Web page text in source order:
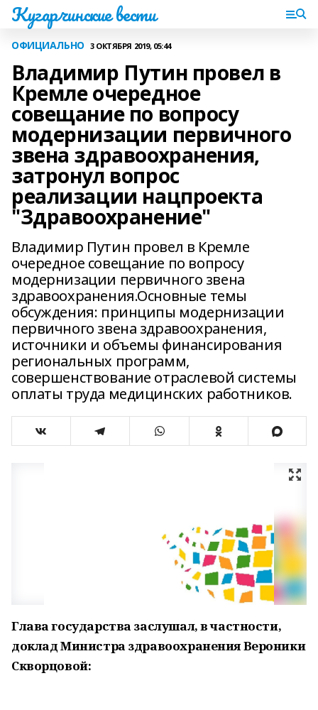
Кугарчинские вести
ОФИЦИАЛЬНО 3 ОКТЯБРЯ 2019, 05:44
Владимир Путин провел в
Кремле очередное
совещание по вопросу
модернизации первичного
звена здравоохранения,
затронул вопрос
реализации нацпроекта
"Здравоохранение"
Владимир Путин провел в Кремле
очередное совещание по вопросу
модернизации первичного звена
здравоохранения.Основные темы
обсуждения: принципы модернизации
первичного звена здравоохранения,
источники и объемы финансирования
региональных программ,
совершенствование отраслевой системы
оплаты труда медицинских работников.
Глава государства заслушал, в частности,
доклад Министра здравоохранения Вероники
Скворцовой: